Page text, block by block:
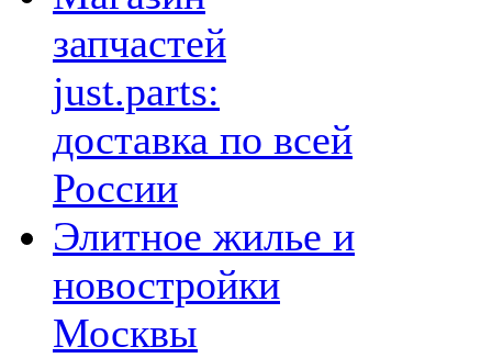
запчастей
just.parts:
доставка по всей
России
Элитное жилье и
новостройки
Москвы